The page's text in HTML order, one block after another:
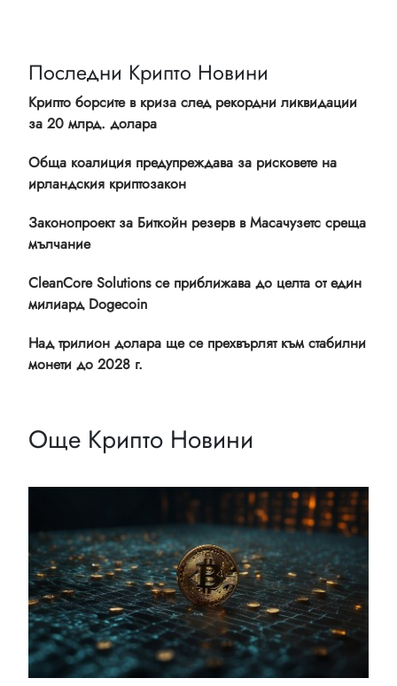
Последни Крипто Новини
Крипто борсите в криза след рекордни ликвидации
за 20 млрд. долара
Обща коалиция предупреждава за рисковете на
ирландския криптозакон
Законопроект за Биткойн резерв в Масачузетс среща
мълчание
CleanCore Solutions се приближава до целта от един
милиард Dogecoin
Над трилион долара ще се прехвърлят към стабилни
монети до 2028 г.
Още Крипто Новини